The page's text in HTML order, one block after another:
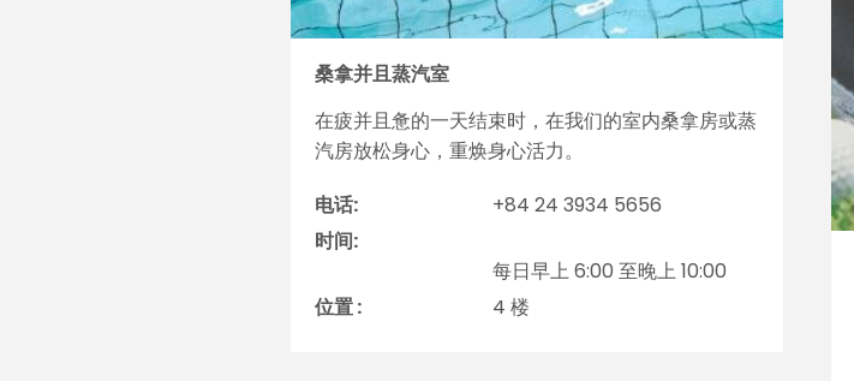
桑拿并且蒸汽室
在疲并且惫的一天结束时，在我们的室内桑拿房或蒸
汽房放松身心，重焕身心活力。
电话:
+84 24 3934 5656
时间:
每日早上 6:00 至晚上 10:00
位置 :
4 楼